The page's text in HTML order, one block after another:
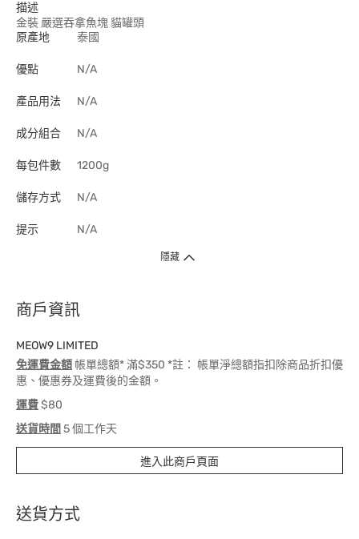
描述
金裝 嚴選吞拿魚塊 貓罐頭
原產地
泰國
優點 N/A
產品用法 N/A
成分組合 N/A
每包件數 1200g
儲存方式 N/A
提示 N/A
隱藏
商戶資訊
MEOW9 LIMITED
免運費金額 帳單總額* 滿$350 *註： 帳單淨總額指扣除商品折扣優
惠、優惠券及運費後的金額。
運費$80
送貨時間 5 個工作天
進入此商戶頁面
送貨方式